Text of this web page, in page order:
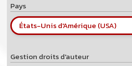
Pays
États-Unis d'Amérique (USA)
Gestion droits d'auteur